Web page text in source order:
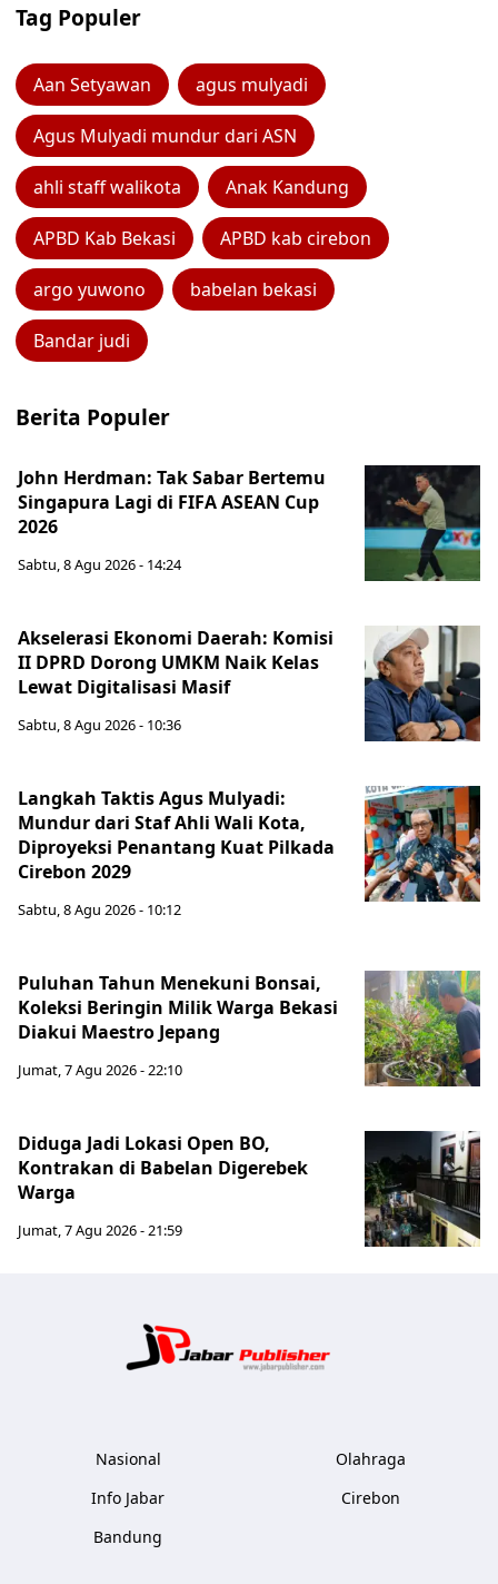
Tag Populer
Aan Setyawan agus mulyadi
Agus Mulyadi mundur dari ASN
ahli staff walikota Anak Kandung
APBD Kab Bekasi APBD kab cirebon
argo yuwono babelan bekasi
Bandar judi
Berita Populer
John Herdman: Tak Sabar Bertemu
Singapura Lagi di FIFA ASEAN Cup
2026
Sabtu, 8 Agu 2026 - 14:24
Akselerasi Ekonomi Daerah: Komisi
II DPRD Dorong UMKM Naik Kelas
Lewat Digitalisasi Masif
Sabtu, 8 Agu 2026 - 10:36
Langkah Taktis Agus Mulyadi:
Mundur dari Staf Ahli Wali Kota,
Diproyeksi Penantang Kuat Pilkada
Cirebon 2029
Sabtu, 8 Agu 2026 - 10:12
Puluhan Tahun Menekuni Bonsai,
Koleksi Beringin Milik Warga Bekasi
Diakui Maestro Jepang
Jumat, 7 Agu 2026 - 22:10
Diduga Jadi Lokasi Open BO,
Kontrakan di Babelan Digerebek
Warga
Jumat, 7 Agu 2026 - 21:59
Nasional
Info Jabar
Bandung
Olahraga
Cirebon